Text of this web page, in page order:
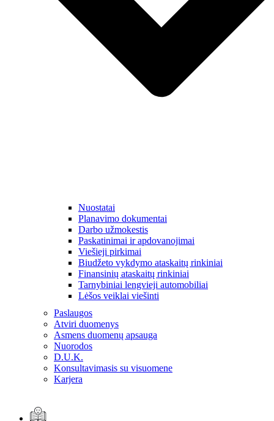
Nuostatai
Planavimo dokumentai
Darbo užmokestis
Paskatinimai ir apdovanojimai
Viešieji pirkimai
Biudžeto vykdymo ataskaitų rinkiniai
Finansinių ataskaitų rinkiniai
Tarnybiniai lengvieji automobiliai
Lėšos veiklai viešinti
Paslaugos
Atviri duomenys
Asmens duomenų apsauga
Nuorodos
D.U.K.
Konsultavimasis su visuomene
Karjera